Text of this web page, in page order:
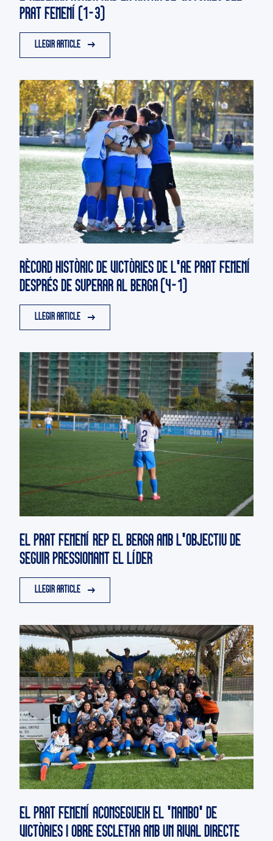
PRAT FEMENÍ (1-3)
LLEGIR ARTICLE
RÈCORD HISTÒRIC DE VICTÒRIES DE L'AE PRAT FEMENÍ
DESPRÉS DE SUPERAR AL BERGA (4-1)
LLEGIR ARTICLE
EL PRAT FEMENÍ REP EL BERGA AMB L'OBJECTIU DE
SEGUIR PRESSIONANT EL LÍDER
LLEGIR ARTICLE
EL PRAT FEMENÍ ACONSEGUEIX EL 'MAMBO' DE
VICTÒRIES I OBRE ESCLETXA AMB UN RIVAL DIRECTE